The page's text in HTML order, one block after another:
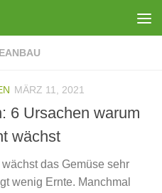
MÄRZ 11, 2021
6 Ursachen warum
wächst
wächst das Gemüse sehr
wenig Ernte. Manchmal